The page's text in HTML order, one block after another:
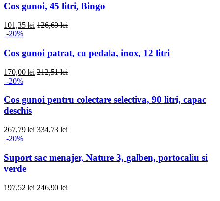
Cos gunoi, 45 litri, Bingo
101,35 lei 126,69 lei
-20%
Cos gunoi patrat, cu pedala, inox, 12 litri
170,00 lei 212,51 lei
-20%
Cos gunoi pentru colectare selectiva, 90 litri, capac
deschis
267,79 lei 334,73 lei
-20%
Suport sac menajer, Nature 3, galben, portocaliu si
verde
197,52 lei 246,90 lei